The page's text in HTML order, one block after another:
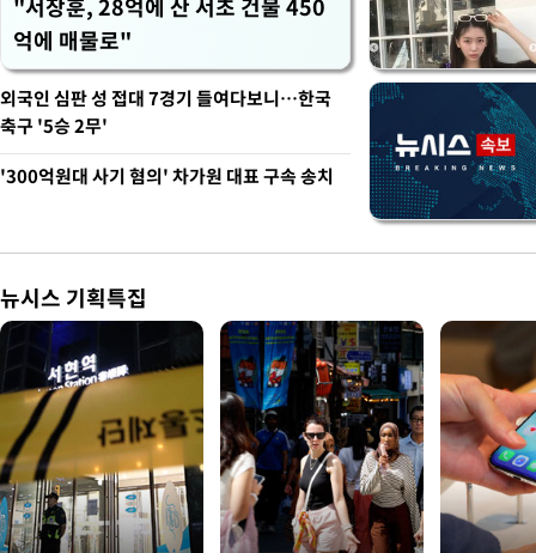
"서장훈, 28억에 산 서초 건물 450
억에 매물로"
외국인 심판 성 접대 7경기 들여다보니…한국
축구 '5승 2무'
'300억원대 사기 혐의' 차가원 대표 구속 송치
뉴시스 기획특집